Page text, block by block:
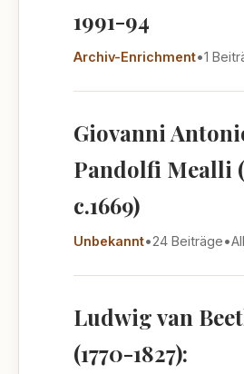
1991-94
Archiv-Enrichment•1
Giovanni
Pandolfi Mealli
c.1669)
Unbekannt•24 Beiträge•
Ludwig van
(1770-1827):